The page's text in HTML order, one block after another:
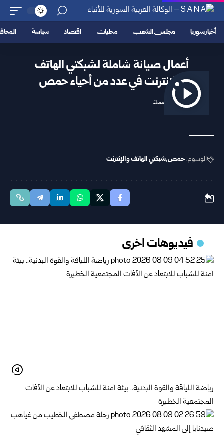
أخبار سوريا مجلس الشعب محليات اقتصاد سياسة
أعمال صيانة شاملة لشبكتي الهاتف
والإنترنت في عدد من أحياء حمص
2025/12/18 1:29 مساءً
الوسوم:حمص شبكتي الهاتف والإنترنت
فيديوهات اخرى
رياضة اللياقة والقوة البدنية.. بيئة آمنة للشباب للابتعاد عن الآفات
المجتمعية الخطيرة